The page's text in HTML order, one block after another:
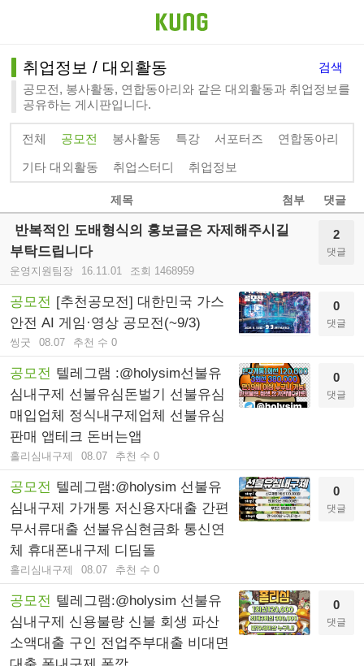
검색
취업정보 / 대외활동
공모전, 봉사활동, 연합동아리와 같은 대외활동과 취업정보를
공유하는 게시판입니다.
전체 공모전 봉사활동 특강 서포터즈 연합동아리
기타 대외활동 취업스터디 취업정보
제목 첨부 댓글
반복적인 도배형식의 홍보글은 자제해주시길
부탁드립니다
운영지원팀장 16.11.01 조회 1468959
2
댓글
공모전 [추천공모전] 대한민국 가스
안전 AI 게임·영상 공모전(~9/3)
씽굿 08.07 추천 수 0
0
댓글
공모전 텔레그램 :@holysim선불유
심내구제 선불유심돈벌기 선불유심
매입업체 정식내구제업체 선불유심
판매 앱테크 돈버는앱
홀리심내구제 08.07 추천 수 0
0
댓글
공모전 텔레그램:@holysim 선불유
심내구제 가개통 저신용자대출 간편
무서류대출 선불유심현금화 통신연
체 휴대폰내구제 디딤돌
홀리심내구제 08.07 추천 수 0
0
댓글
공모전 텔레그램:@holysim 선불유
심내구제 신용불량 신불 회생 파산
소액대출 구인 전업주부대출 비대면
0
댓글